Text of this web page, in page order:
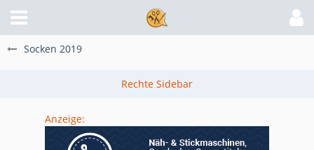
Socken 2019
Anzeige: